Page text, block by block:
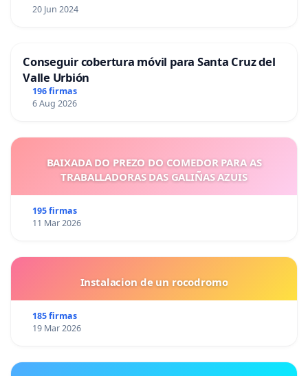
20 Jun 2024
Conseguir cobertura móvil para Santa Cruz del
Valle Urbión
196 firmas
6 Aug 2026
BAIXADA DO PREZO DO COMEDOR PARA AS
TRABALLADORAS DAS GALIÑAS AZUIS
195 firmas
11 Mar 2026
Instalacion de un rocodromo
185 firmas
19 Mar 2026